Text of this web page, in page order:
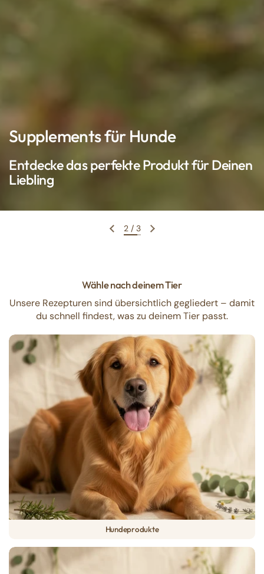
Supplements für Katzen
Sanfte Pflege für Deine geliebte
Samtpfote
Vorherige FolieNächste Folie
3 / 3
Wähle nach deinem Tier
Unsere Rezepturen sind übersichtlich gegliedert – damit
du schnell findest, was zu deinem Tier passt.
Hundeprodukte